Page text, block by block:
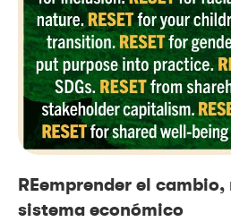
REemprender el
sistema económico